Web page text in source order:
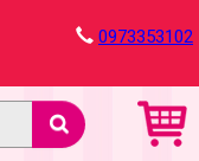
0973353102